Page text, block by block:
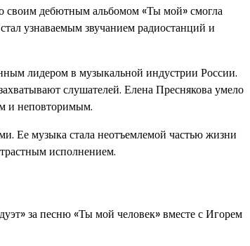
своим дебютным альбомом «Ты мой» смогла
узнаваемым звучанием радиостанций и
лидером в музыкальной индустрии России.
слушателей. Елена Преснякова умело
и неповторимым.
Ее музыка стала неотъемлемой частью жизни
исполнением.
за песню «Ты мой человек» вместе с Игорем